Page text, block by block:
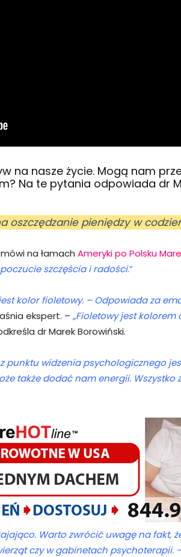
na nasze życie. Mogą nam
Na te pytania odpowiada dr
oszczędzanie pieniędzy w
na łamach Ameryki po Polsku
szczęścia i radości.”
kolor fioletowy. – Odpowiada za
ekspert. – „Fioletowy jest kolorem
dr Marek Borowiński.
punktu widzenia psychologicznego
także dodać nam energii. Wszystko
Warto zwrócić uwagę na fakt,
czy w gabinetach psychoterapii.